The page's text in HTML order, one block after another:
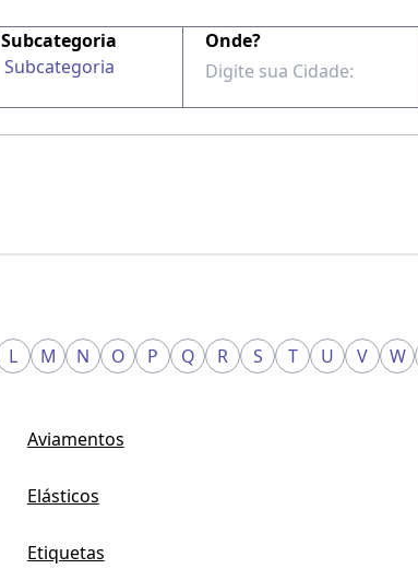
Subcategoria
Subcategoria
Onde?
L M N O P Q R S T U V W
Aviamentos
Elásticos
Etiquetas